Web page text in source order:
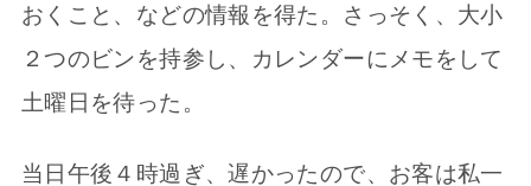
おくこと、などの情報を得た。さっそく、大小
２つのビンを持参し、カレンダーにメモをして
土曜日を待った。
当日午後４時過ぎ、遅かったので、お客は私一